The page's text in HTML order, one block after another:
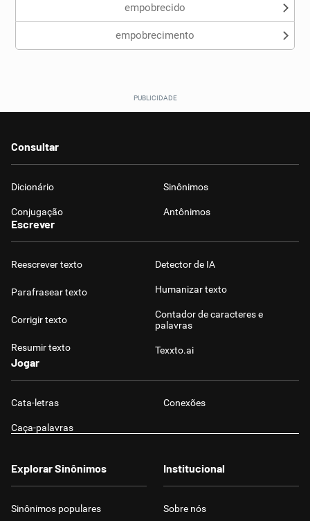
empobrecido
empobrecimento
Consultar
Dicionário Sinônimos
Conjugação Antônimos
Escrever
Reescrever texto
Parafrasear texto
Corrigir texto
Resumir texto
Detector de IA
Humanizar texto
Contador de caracteres e
palavras
Texxto.ai
Jogar
Cata-letras Conexões
Caça-palavras
Explorar Sinônimos
Sinônimos populares
Institucional
Sobre nós